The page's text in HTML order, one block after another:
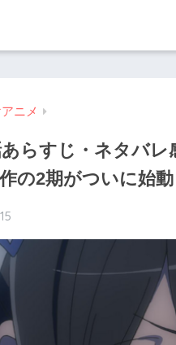
ニメ
あらすじ・ネタバ
の2期がついに始動